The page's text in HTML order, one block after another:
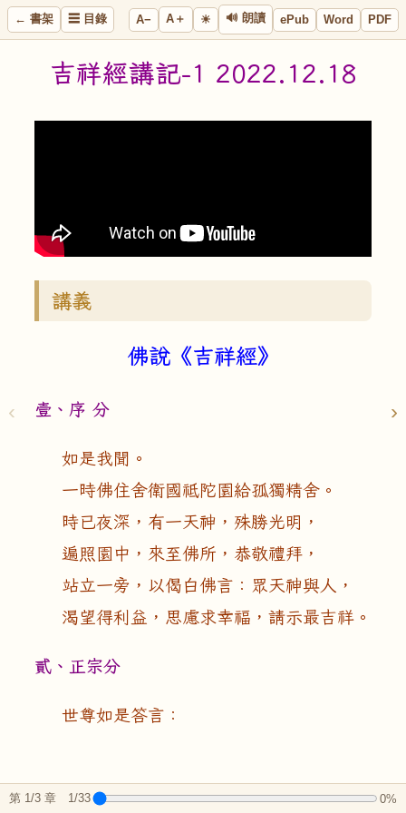
← 書架 ☰ 目錄 A− A＋ ☀ 🔊 朗讀 ePub Word PDF
‹
吉祥經講記-1 2022.12.18
講義
佛說《吉祥經》
壹、序 分
如是我聞。
一時佛住舍衛國祗陀園給孤獨精舍。
時已夜深，有一天神，殊勝光明，
遍照園中，來至佛所，恭敬禮拜，
站立一旁，以偈白佛言：眾天神與人，
渴望得利益，思慮求幸福，請示最吉祥。
貳、正宗分
世尊如是答言：
›
第 1/3 章 1/33 0%